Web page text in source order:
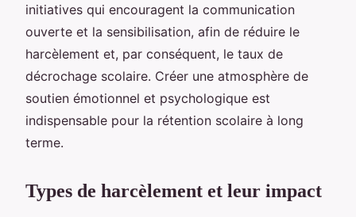
initiatives qui encouragent la communication
ouverte et la sensibilisation, afin de réduire le
harcèlement et, par conséquent, le taux de
décrochage scolaire. Créer une atmosphère de
soutien émotionnel et psychologique est
indispensable pour la rétention scolaire à long
terme.
Types de harcèlement et leur impact